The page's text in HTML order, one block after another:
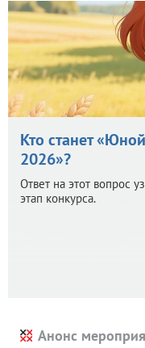
Кто станет
2026»?
Ответ на этот вопрос
этап конкурса.
Анонс